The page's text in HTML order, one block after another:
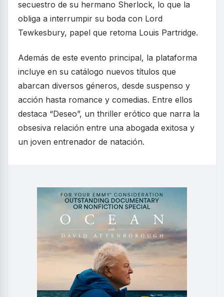
secuestro de su hermano Sherlock, lo que la
obliga a interrumpir su boda con Lord
Tewkesbury, papel que retoma Louis Partridge.
Además de este evento principal, la plataforma
incluye en su catálogo nuevos títulos que
abarcan diversos géneros, desde suspenso y
acción hasta romance y comedias. Entre ellos
destaca “Deseo”, un thriller erótico que narra la
obsesiva relación entre una abogada exitosa y
un joven entrenador de natación.